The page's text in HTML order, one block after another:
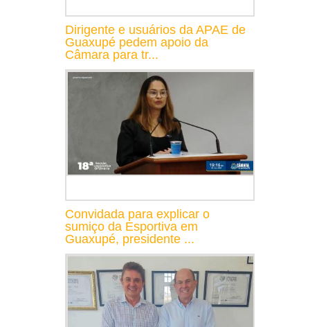
Dirigente e usuários da APAE de
Guaxupé pedem apoio da
Câmara para tr...
Convidada para explicar o
sumiço da Esportiva em
Guaxupé, presidente ...